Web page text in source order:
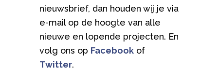
nieuwsbrief, dan houden wij je via
e-mail op de hoogte van alle
nieuwe en lopende projecten. En
volg ons op Facebookof
Twitter.